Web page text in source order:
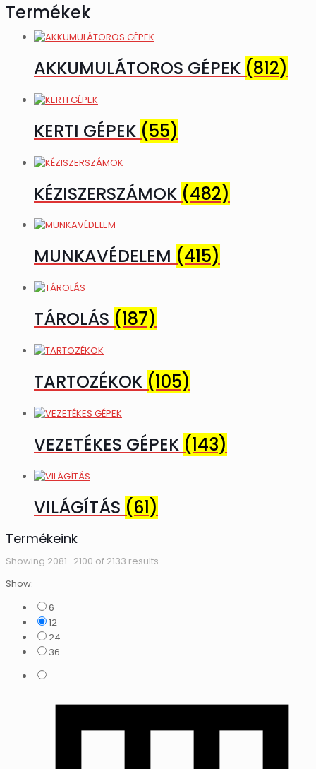
Termékek
AKKUMULÁTOROS GÉPEK (812)
KERTI GÉPEK (55)
KÉZISZERSZÁMOK (482)
MUNKAVÉDELEM (415)
TÁROLÁS (187)
TARTOZÉKOK (105)
VEZETÉKES GÉPEK (143)
VILÁGÍTÁS (61)
Termékeink
Showing 2081–2100 of 2133 results
Show:
6
12
24
36